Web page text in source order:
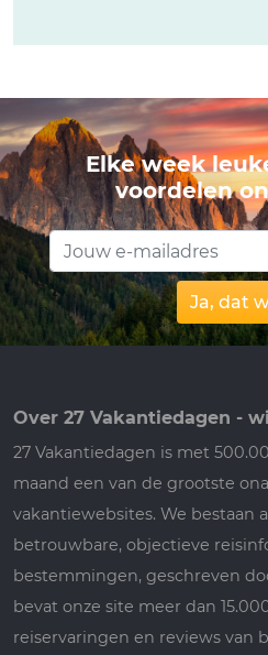
Elke week
voordelen
Ja, dat
Over 27 Vakantiedagen -
27 Vakantiedagen is met
maand een van de grootste
vakantiewebsites. We bestaan
betrouwbare, objectieve
bestemmingen, geschreven
bevat onze site meer dan
reiservaringen en reviews van